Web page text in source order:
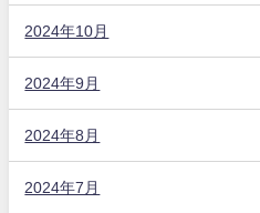
2024年10月
2024年9月
2024年8月
2024年7月